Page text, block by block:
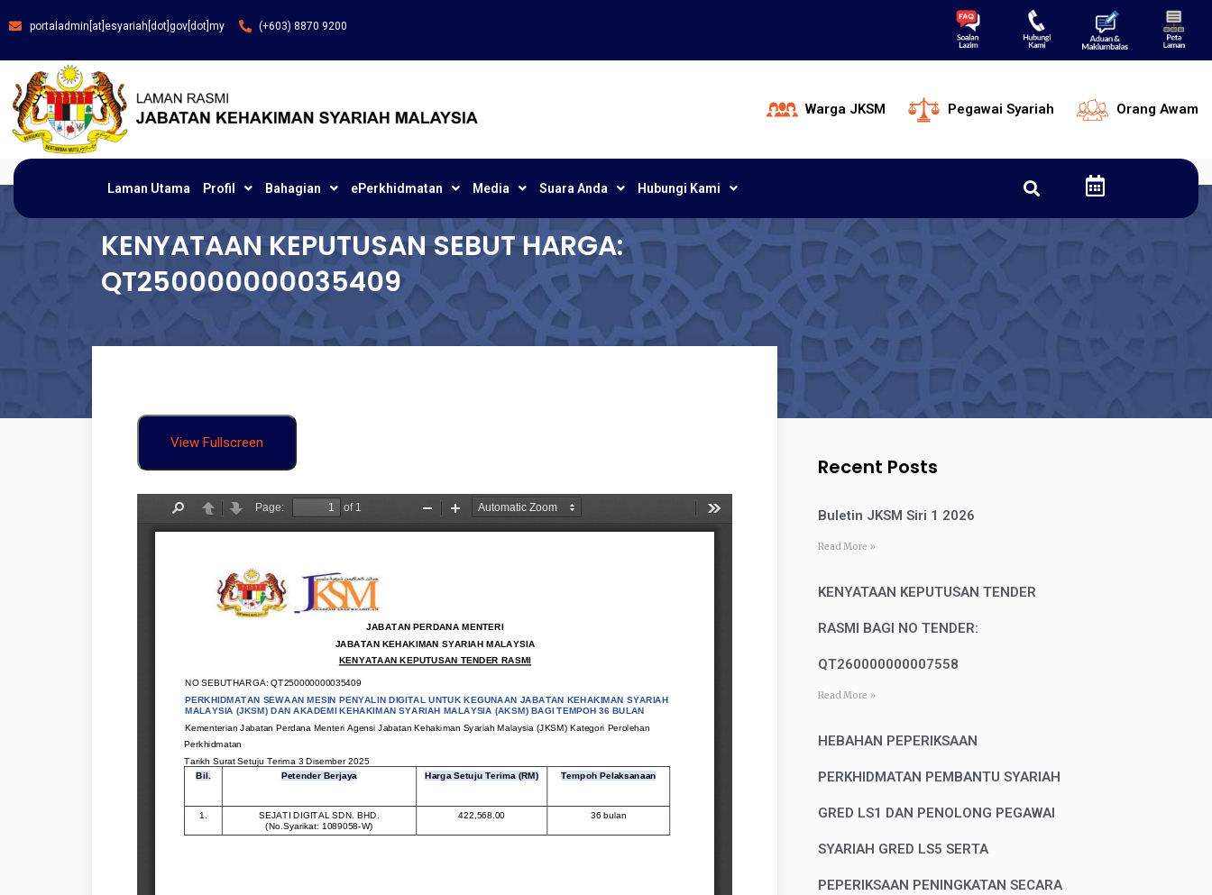
portaladmin[at]esyariah[dot]gov[dot]my (+603) 8870 9200
Warga JKSM Pegawai Syariah Orang Awam
Laman Utama Profil Bahagian ePerkhidmatan Media Suara Anda Hubungi Kami
KENYATAAN KEPUTUSAN SEBUT HARGA:
QT250000000035409
View Fullscreen
Recent Posts
Buletin JKSM Siri 1 2026
Read More »
KENYATAAN KEPUTUSAN TENDER
RASMI BAGI NO TENDER:
QT260000000007558
Read More »
HEBAHAN PEPERIKSAAN
PERKHIDMATAN PEMBANTU SYARIAH
GRED LS1 DAN PENOLONG PEGAWAI
SYARIAH GRED LS5 SERTA
PEPERIKSAAN PENINGKATAN SECARA